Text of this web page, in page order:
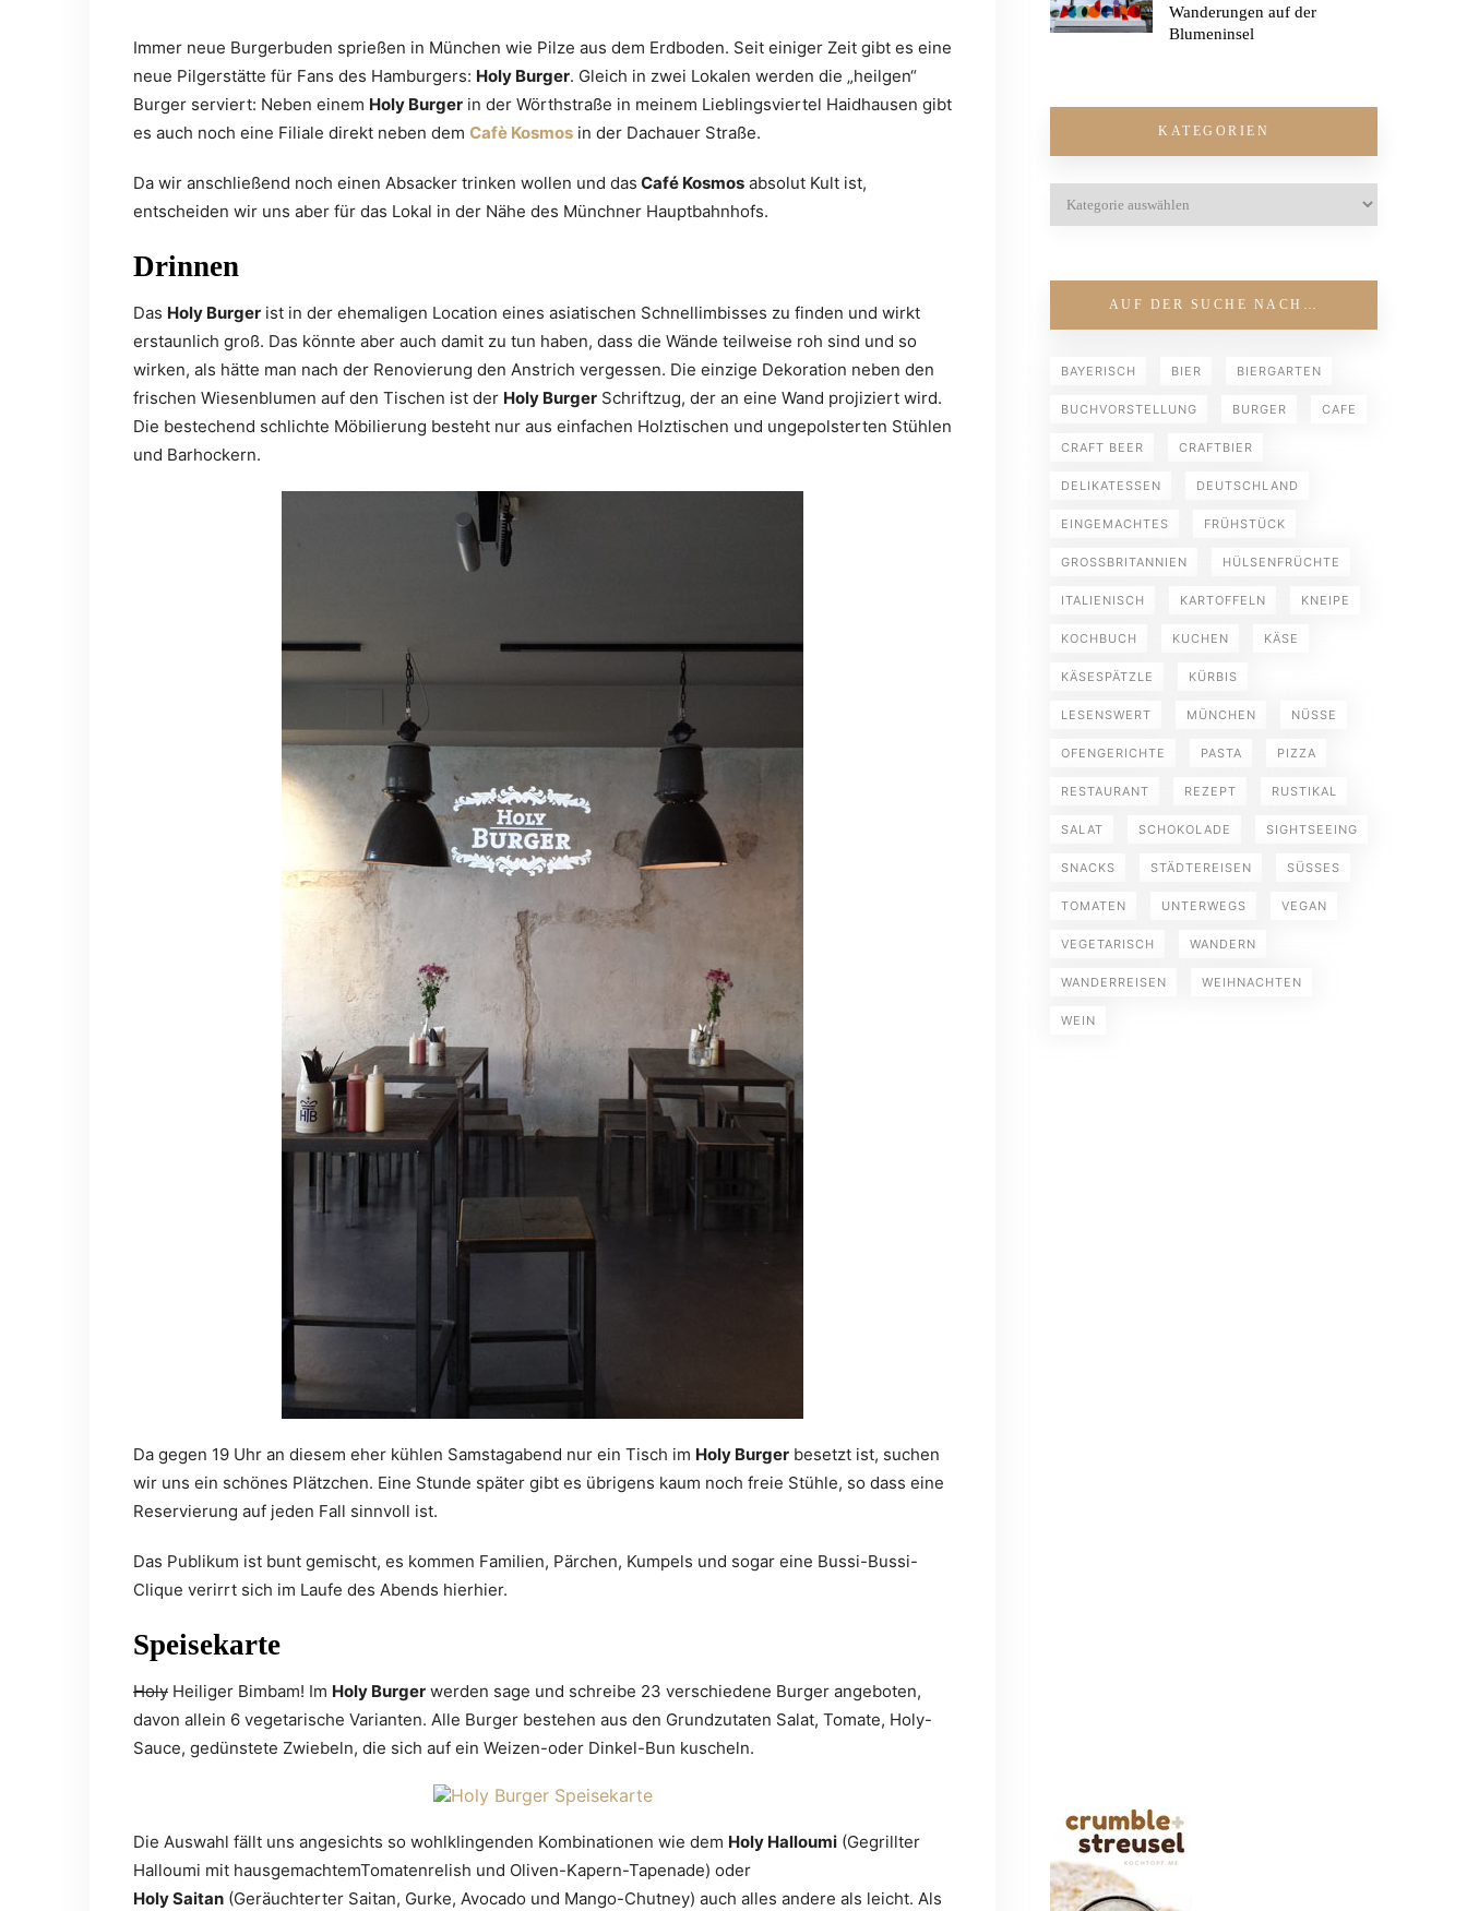
Immer neue Burgerbuden sprießen in München wie Pilze aus dem Erdboden. Seit einiger Zeit gibt es eine
neue Pilgerstätte für Fans des Hamburgers: Holy Burger. Gleich in zwei Lokalen werden die „heilgen“
Burger serviert: Neben einem Holy Burger in der Wörthstraße in meinem Lieblingsviertel Haidhausen gibt
es auch noch eine Filiale direkt neben dem Cafè Kosmos in der Dachauer Straße.
Da wir anschließend noch einen Absacker trinken wollen und das Café Kosmos absolut Kult ist,
entscheiden wir uns aber für das Lokal in der Nähe des Münchner Hauptbahnhofs.
Drinnen
Das Holy Burger ist in der ehemaligen Location eines asiatischen Schnellimbisses zu finden und wirkt
erstaunlich groß. Das könnte aber auch damit zu tun haben, dass die Wände teilweise roh sind und so
wirken, als hätte man nach der Renovierung den Anstrich vergessen. Die einzige Dekoration neben den
frischen Wiesenblumen auf den Tischen ist der Holy Burger Schriftzug, der an eine Wand projiziert wird.
Die bestechend schlichte Möbilierung besteht nur aus einfachen Holztischen und ungepolsterten Stühlen
und Barhockern.
Da gegen 19 Uhr an diesem eher kühlen Samstagabend nur ein Tisch im Holy Burger besetzt ist, suchen
wir uns ein schönes Plätzchen. Eine Stunde später gibt es übrigens kaum noch freie Stühle, so dass eine
Reservierung auf jeden Fall sinnvoll ist.
Das Publikum ist bunt gemischt, es kommen Familien, Pärchen, Kumpels und sogar eine Bussi-Bussi-
Clique verirrt sich im Laufe des Abends hierhier.
Speisekarte
Holy Heiliger Bimbam! Im Holy Burger werden sage und schreibe 23 verschiedene Burger angeboten,
davon allein 6 vegetarische Varianten. Alle Burger bestehen aus den Grundzutaten Salat, Tomate, Holy-
Sauce, gedünstete Zwiebeln, die sich auf ein Weizen-oder Dinkel-Bun kuscheln.
Die Auswahl fällt uns angesichts so wohlklingenden Kombinationen wie dem Holy Halloumi (Gegrillter
Halloumi mit hausgemachtemTomatenrelish und Oliven-Kapern-Tapenade) oder
Holy Saitan (Geräuchterter Saitan, Gurke, Avocado und Mango-Chutney) auch alles andere als leicht. Als
Wanderungen auf der
Blumeninsel
KATEGORIEN
AUF DER SUCHE NACH…
BAYERISCH BIER BIERGARTEN
BUCHVORSTELLUNG BURGER CAFE
CRAFT BEER CRAFTBIER
DELIKATESSEN DEUTSCHLAND
EINGEMACHTES FRÜHSTÜCK
GROSSBRITANNIEN HÜLSENFRÜCHTE
ITALIENISCH KARTOFFELN KNEIPE
KOCHBUCH KUCHEN KÄSE
KÄSESPÄTZLE KÜRBIS
LESENSWERT MÜNCHEN NÜSSE
OFENGERICHTE PASTA PIZZA
RESTAURANT REZEPT RUSTIKAL
SALAT SCHOKOLADE SIGHTSEEING
SNACKS STÄDTEREISEN SÜSSES
TOMATEN UNTERWEGS VEGAN
VEGETARISCH WANDERN
WANDERREISEN WEIHNACHTEN
WEIN